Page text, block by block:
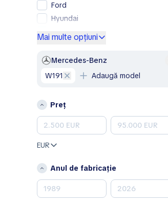
Ford
Hyundai
Mercedes-Benz
Peugeot
Renault
A
Alfa Romeo
B
Bentley
C
Mai multe opțiuni
Mercedes-Benz
W191
Adaugă model
Preț
EUR
Anul de fabricație